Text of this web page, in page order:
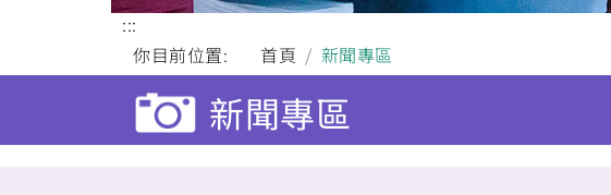
:::
你目前位置:
首頁 新聞專區
新聞專區